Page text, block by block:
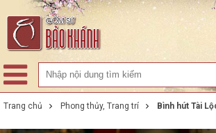
Trang chủ Phong thủy, Trang trí Bình hút Tài